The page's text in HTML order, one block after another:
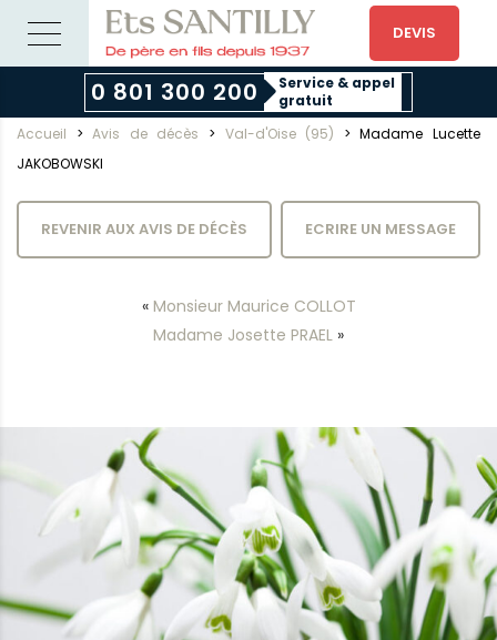
DEVIS
0 801 300 200
Service & appel
gratuit
Accueil >Avis de décès > Val-d'Oise (95) >Madame Lucette
JAKOBOWSKI
REVENIR AUX AVIS DE DÉCÈS ECRIRE UN MESSAGE
« Monsieur Maurice COLLOT
Madame Josette PRAEL »